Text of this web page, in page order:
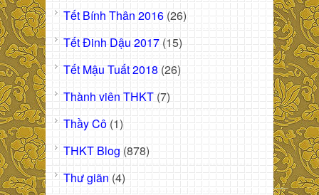
Tết Bính Thân 2016 (26)
Tết Đinh Dậu 2017 (15)
Tết Mậu Tuất 2018 (26)
Thành viên THKT (7)
Thầy Cô (1)
THKT Blog (878)
Thư giãn (4)